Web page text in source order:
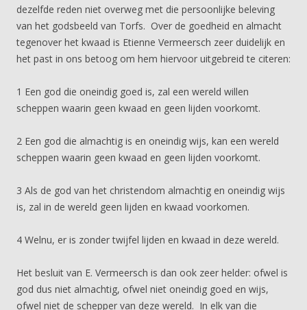
dezelfde reden niet overweg met die persoonlijke beleving
van het godsbeeld van Torfs. Over de goedheid en almacht
tegenover het kwaad is Etienne Vermeersch zeer duidelijk en
het past in ons betoog om hem hiervoor uitgebreid te citeren:
1 Een god die oneindig goed is, zal een wereld willen
scheppen waarin geen kwaad en geen lijden voorkomt.
2 Een god die almachtig is en oneindig wijs, kan een wereld
scheppen waarin geen kwaad en geen lijden voorkomt.
3 Als de god van het christendom almachtig en oneindig wijs
is, zal in de wereld geen lijden en kwaad voorkomen.
4 Welnu, er is zonder twijfel lijden en kwaad in deze wereld.
Het besluit van E. Vermeersch is dan ook zeer helder: ofwel is
god dus niet almachtig, ofwel niet oneindig goed en wijs,
ofwel niet de schepper van deze wereld. In elk van die